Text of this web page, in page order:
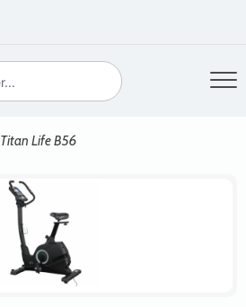
Titan Life B56